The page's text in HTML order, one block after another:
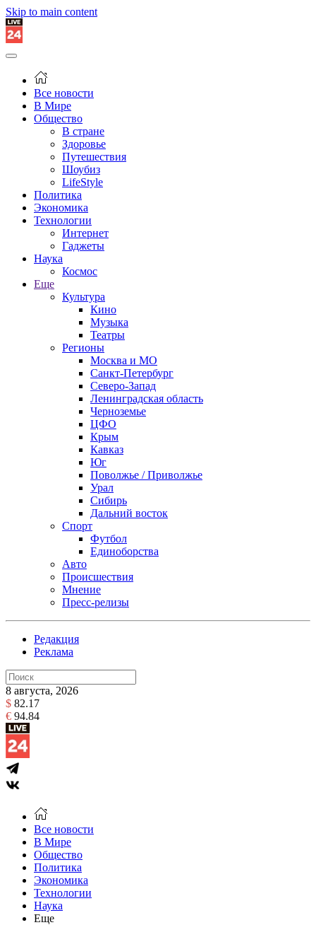
Skip to main content
Все новости
В Мире
Общество
В стране
Здоровье
Путешествия
Шоубиз
LifeStyle
Политика
Экономика
Технологии
Интернет
Гаджеты
Наука
Космос
Еще
Культура
Кино
Музыка
Театры
Регионы
Москва и МО
Санкт-Петербург
Северо-Запад
Ленинградская область
Черноземье
ЦФО
Крым
Кавказ
Юг
Поволжье / Приволжье
Урал
Сибирь
Дальний восток
Спорт
Футбол
Единоборства
Авто
Происшествия
Мнение
Пресс-релизы
Редакция
Реклама
8 августа, 2026
$ 82.17
€ 94.84
Все новости
В Мире
Общество
Политика
Экономика
Технологии
Наука
Еще